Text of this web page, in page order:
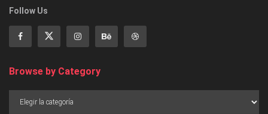
Follow Us
Browse by Category